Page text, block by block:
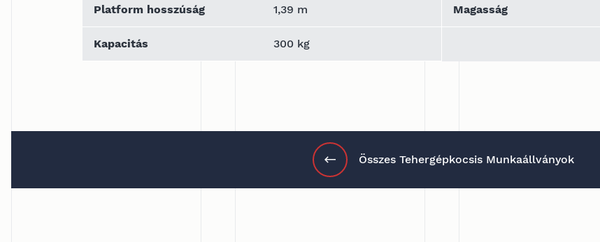
Platform hosszúság 1,39 m
Kapacitás 300 kg
Magasság
Összes Tehergépkocsis Munkaállványok